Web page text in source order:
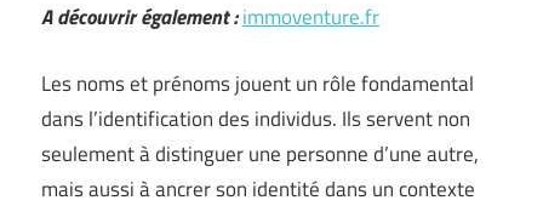
A découvrir également :immoventure.fr
Les noms et prénoms jouent un rôle fondamental
dans l’identification des individus. Ils servent non
seulement à distinguer une personne d’une autre,
mais aussi à ancrer son identité dans un contexte